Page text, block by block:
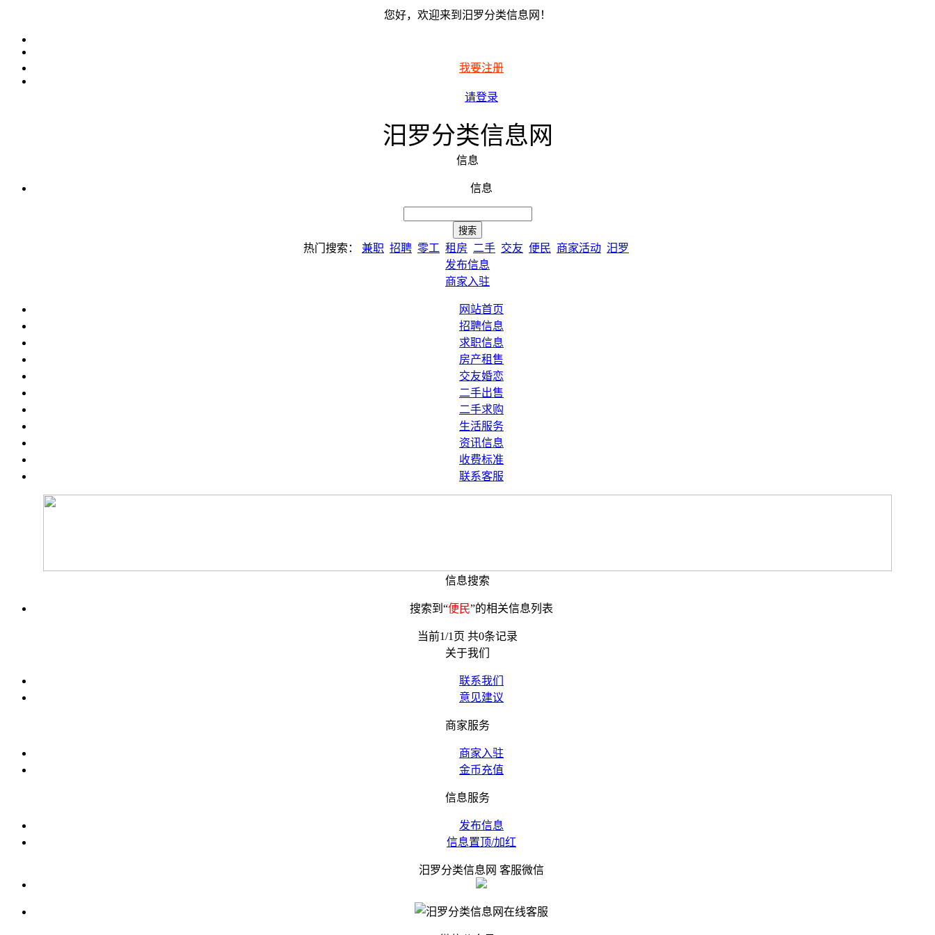
您好，欢迎来到汨罗分类信息网！
我要注册
请登录
汨罗分类信息网
信息
信息
热门搜索： 兼职 招聘 零工 租房 二手 交友 便民 商家活动 汨罗
发布信息
商家入驻
网站首页
招聘信息
求职信息
房产租售
交友婚恋
二手出售
二手求购
生活服务
资讯信息
收费标准
联系客服
信息搜索
搜索到“便民”的相关信息列表
当前1/1页 共0条记录
关于我们
联系我们
意见建议
商家服务
商家入驻
金币充值
信息服务
发布信息
信息置顶/加红
汨罗分类信息网 客服微信